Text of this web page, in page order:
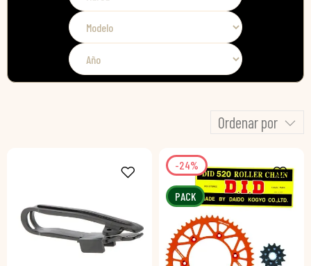
Ordenar por
PACK
-24%